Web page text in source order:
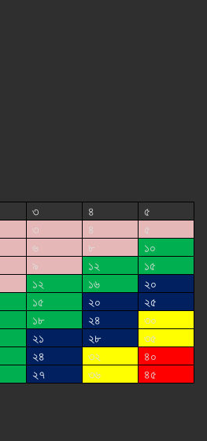
৩ ৪
৫
৩ ৪
৫
৬ ৮
১০
৯ ১২
১৫
১২ ১৬
২০
১৫ ২০
২৫
১৮ ২৪
৩০
২১ ২৮
৩৫
২৪ ৩২
৪০
২৭ ৩৬ ৪৫